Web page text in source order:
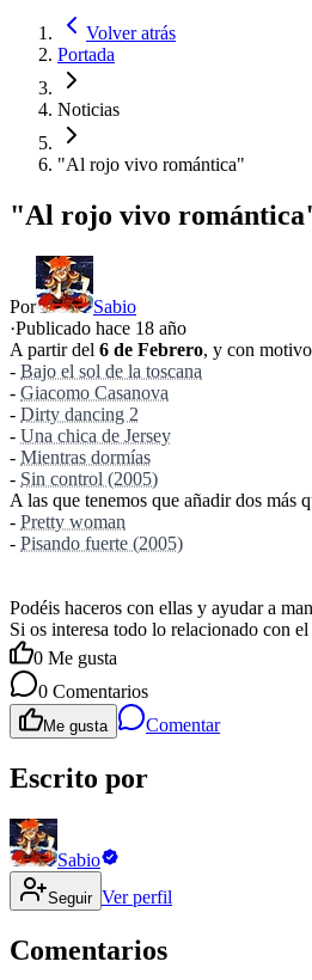
Volver atrás
Portada
Noticias
"Al rojo vivo romántica"
"Al rojo vivo
Por
Sabio
·Publicado hace 18 año
A partir del 6 de Febrero, y con
- Bajo el sol de la toscana
- Giacomo Casanova
- Dirty dancing 2
- Una chica de Jersey
- Mientras dormías
- Sin control (2005)
A las que tenemos que añadir dos más
- Pretty woman
- Pisando fuerte (2005)
Podéis haceros con ellas y ayudar a
Si os interesa todo lo relacionado con
0 Me gusta
0 Comentarios
Me gusta Comentar
Escrito por
Sabio
Seguir Ver perfil
Comentarios